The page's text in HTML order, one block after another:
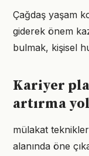
Çağdaş yaşam
giderek önem
bulmak, kişisel
Kariyer
artırma
mülakat
alanında öne